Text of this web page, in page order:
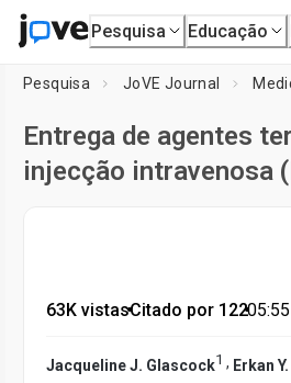
Pesquisa Educação
Pesquisa JoVE Journal
Entrega de agentes
injecção intravenosa
63K vistas•Citado por 122•05:55
Jacqueline J. Glascock1 , Erkan